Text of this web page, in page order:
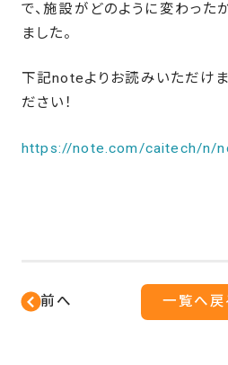
で、施設がどのように変わった
ました。
下記noteよりお読みいただけま
ださい！
https://note.com/caitech/n/
前へ 一覧へ戻